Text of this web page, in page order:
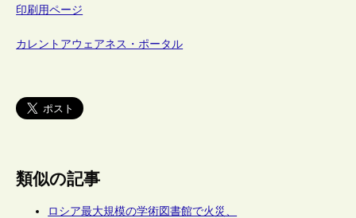
印刷用ページ
カレントアウェアネス・ポータル
類似の記事
ロシア最大規模の学術図書館で火災、